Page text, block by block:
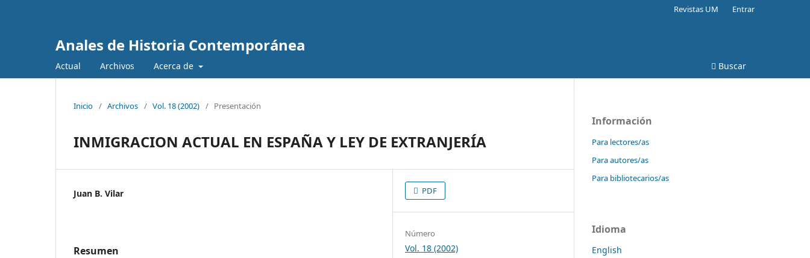
Anales de Historia Contemporánea
Actual Archivos Acerca de Buscar
Revistas UM Entrar
Inicio / Archivos / Vol. 18 (2002) / Presentación
INMIGRACION ACTUAL EN ESPAÑA Y LEY DE EXTRANJERÍA
Juan B. Vilar
Resumen
PDF
Número
Vol. 18 (2002)
Información
Para lectores/as
Para autores/as
Para bibliotecarios/as
Idioma
English